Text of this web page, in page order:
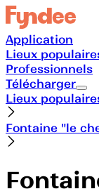
Application
Lieux
Professionnels
Télécharger
Lieux
Fontaine "le